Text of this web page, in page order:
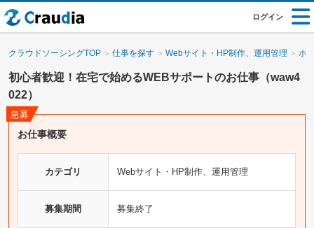
ログイン
クラウドソーシングTOP 仕事を探す Webサイト・HP制作、運用管理 ホ
初心者歓迎！在宅で始めるWEBサポートのお仕事（waw4
022）
お仕事概要
カテゴリ Webサイト・HP制作、運用管理
募集期間 募集終了